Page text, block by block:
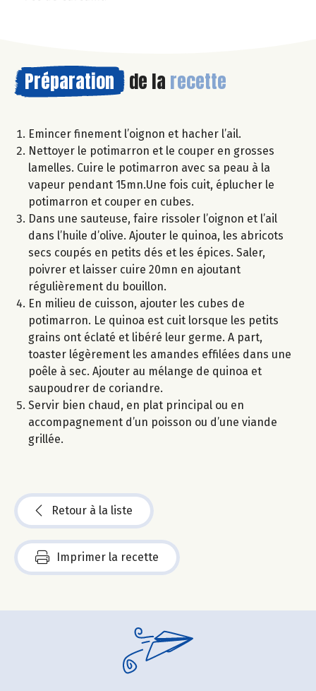
Préparation de la recette
Emincer finement l’oignon et hacher l’ail.
Nettoyer le potimarron et le couper en grosses
lamelles. Cuire le potimarron avec sa peau à la
vapeur pendant 15mn.Une fois cuit, éplucher le
potimarron et couper en cubes.
Dans une sauteuse, faire rissoler l’oignon et l’ail
dans l’huile d’olive. Ajouter le quinoa, les abricots
secs coupés en petits dés et les épices. Saler,
poivrer et laisser cuire 20mn en ajoutant
régulièrement du bouillon.
En milieu de cuisson, ajouter les cubes de
potimarron. Le quinoa est cuit lorsque les petits
grains ont éclaté et libéré leur germe. A part,
toaster légèrement les amandes effilées dans une
poêle à sec. Ajouter au mélange de quinoa et
saupoudrer de coriandre.
Servir bien chaud, en plat principal ou en
accompagnement d’un poisson ou d’une viande
grillée.
Retour à la liste
Imprimer la recette